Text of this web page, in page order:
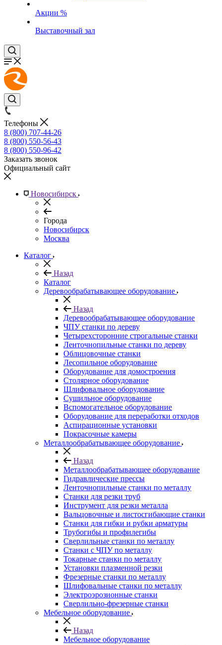
Акции %
Выставочный зал
Телефоны
8 (800) 707-44-26
8 (800) 550-56-43
8 (800) 550-96-42
Заказать звонок
Официальный сайт
Новосибирск
Города
Новосибирск
Москва
Каталог
Назад
Каталог
Деревообрабатывающее оборудование
Назад
Деревообрабатывающее оборудование
ЧПУ станки по дереву
Четырехсторонние строгальные станки
Ленточнопильные станки по дереву
Облицовочные станки
Лесопильное оборудование
Оборудование для домостроения
Столярное оборудование
Шлифовальное оборудование
Сушильное оборудование
Вспомогательное оборудование
Оборудование для переработки отходов
Аспирационные установки
Покрасочные камеры
Металлообрабатывающее оборудование
Назад
Металлообрабатывающее оборудование
Гидравлические прессы
Ленточнопильные станки по металлу
Станки для резки труб
Инструмент для резки металла
Вальцовочные и листосгибающие станки
Станки для гибки и рубки арматуры
Трубогибы и профилегибы
Сверлильные станки по металлу
Станки с ЧПУ по металлу
Токарные станки по металлу
Установки плазменной резки
Фрезерные станки по металлу
Шлифовальные станки по металлу
Электроэрозионные станки
Сверлильно-фрезерные станки
Мебельное оборудование
Назад
Мебельное оборудование